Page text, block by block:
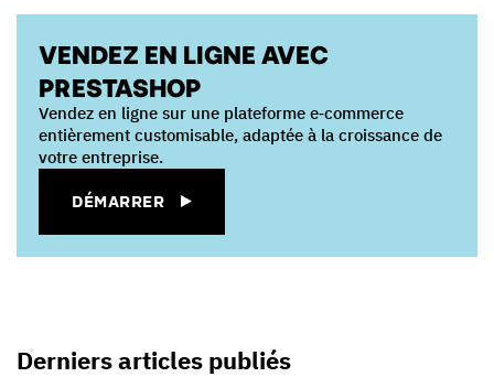
VENDEZ EN LIGNE AVEC
PRESTASHOP
Vendez en ligne sur une plateforme e‑commerce
entièrement customisable, adaptée à la croissance de
votre entreprise.
DÉMARRER
Derniers articles publiés